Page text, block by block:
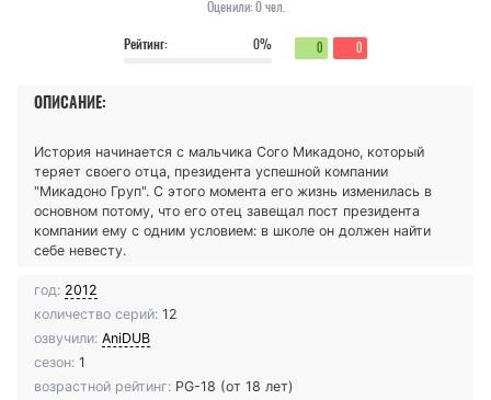
Оценили:0чел.
Рейтинг:
0% 0 0
ОПИСАНИЕ:
История начинается с мальчика Сого Микадоно, который
теряет своего отца, президента успешной компании
"Микадоно Груп". С этого момента его жизнь изменилась в
основном потому, что его отец завещал пост президента
компании ему с одним условием: в школе он должен найти
себе невесту.
год: 2012
количество серий: 12
озвучили: AniDUB
сезон: 1
возрастной рейтинг: PG-18 (от 18 лет)